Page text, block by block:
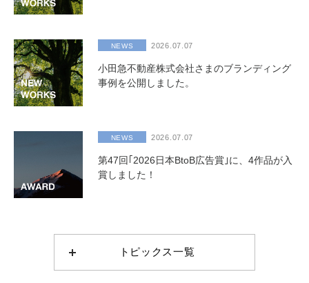
NEWS 2026.07.07
小田急不動産株式会社さまのブランディング
事例を公開しました。
NEWS 2026.07.07
第47回｢2026日本BtoB広告賞｣に、4作品が入
賞しました！
トピックス一覧